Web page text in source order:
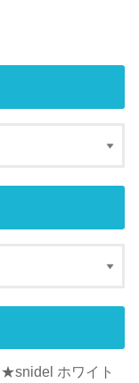
★snidel ホワイト